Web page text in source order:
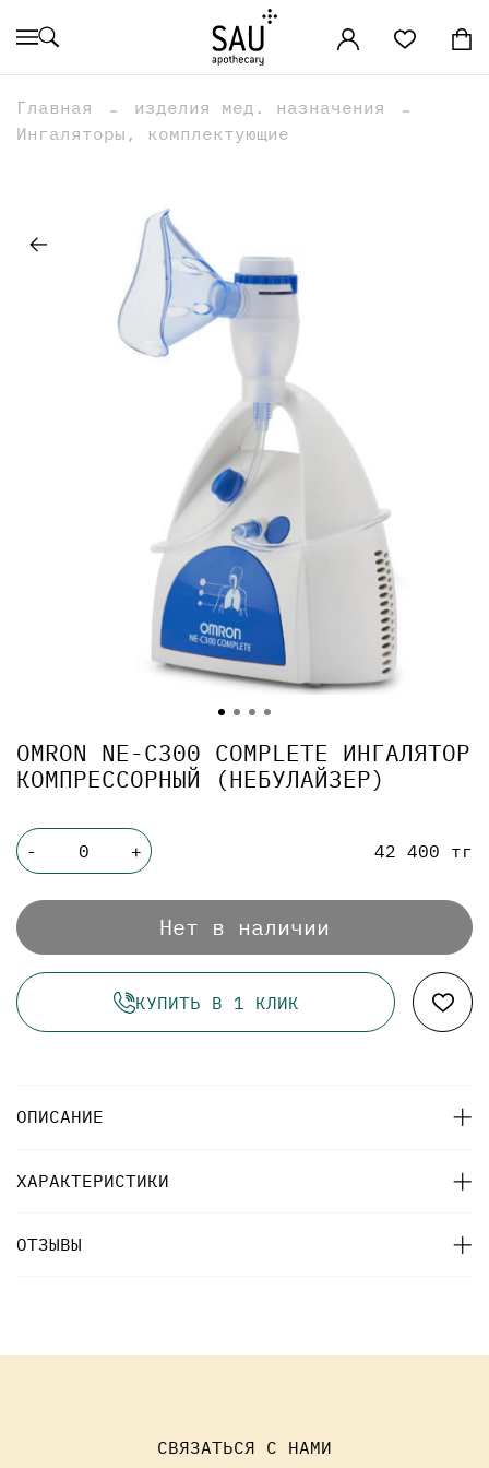
Главная
изделия мед. назначения
Ингаляторы, комплектующие
OMRON NE-C300 COMPLETE ИНГАЛЯТОР
КОМПРЕССОРНЫЙ (НЕБУЛАЙЗЕР)
- + 42 400 тг
Нет в наличии
КУПИТЬ В 1 КЛИК
ОПИСАНИЕ
ХАРАКТЕРИСТИКИ
ОТЗЫВЫ
СВЯЗАТЬСЯ С НАМИ